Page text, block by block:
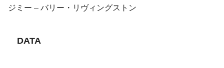
ジミー – バリー・リヴィングストン
DATA